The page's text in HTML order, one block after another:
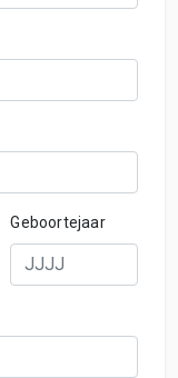
Geboortejaar